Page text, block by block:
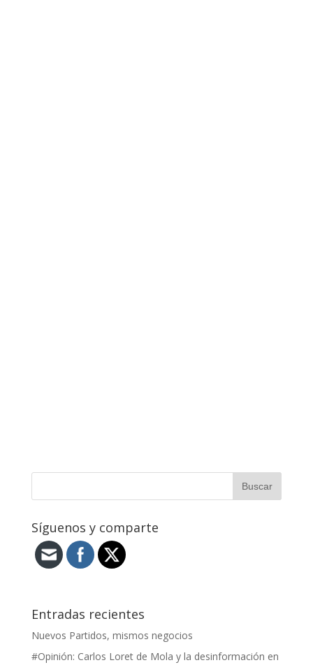
Síguenos y comparte
Entradas recientes
Nuevos Partidos, mismos negocios
#Opinión: Carlos Loret de Mola y la desinformación en